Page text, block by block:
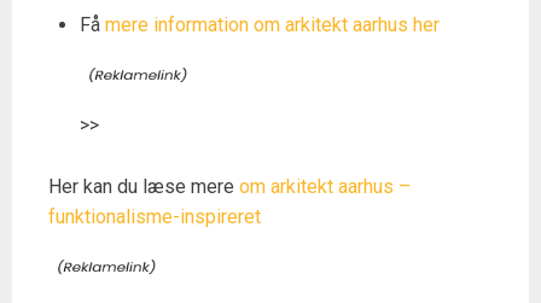
Få mere information om arkitekt aarhus her
>>
Her kan du læse mere om arkitekt aarhus –
funktionalisme-inspireret